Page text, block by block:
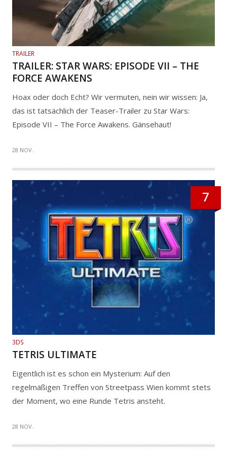
TRAILER
TRAILER: STAR WARS: EPISODE VII – THE
FORCE AWAKENS
Hoax oder doch Echt? Wir vermuten, nein wir wissen: Ja,
das ist tatsächlich der Teaser-Trailer zu Star Wars:
Episode VII – The Force Awakens. Gänsehaut!
28 NOV.
7
3DS
TETRIS ULTIMATE
Eigentlich ist es schon ein Mysterium: Auf den
regelmäßigen Treffen von Streetpass Wien kommt stets
der Moment, wo eine Runde Tetris ansteht.
28 NOV.